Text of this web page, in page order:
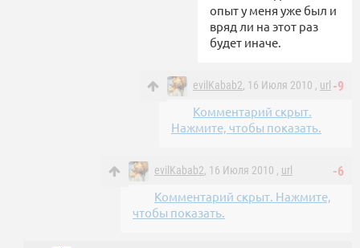
опыт у меня уже был и
вряд ли на этот раз
будет иначе.
-9
evilKabab2, 16 Июля 2010 , url
Комментарий скрыт.
Нажмите, чтобы показать.
-6
evilKabab2, 16 Июля 2010 , url
Комментарий скрыт. Нажмите,
чтобы показать.